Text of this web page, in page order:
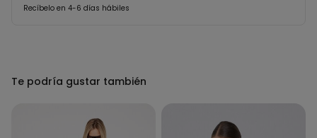
Recíbelo en 4-6 días hábiles
Te podría gustar también